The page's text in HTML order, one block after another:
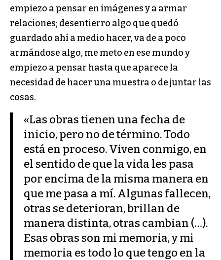
empiezo a pensar en imágenes y a armar
relaciones; desentierro algo que quedó
guardado ahí a medio hacer, va de a poco
armándose algo, me meto en ese mundo y
empiezo a pensar hasta que aparece la
necesidad de hacer una muestra o de juntar las
cosas.
«Las obras tienen una fecha de
inicio, pero no de término. Todo
está en proceso. Viven conmigo, en
el sentido de que la vida les pasa
por encima de la misma manera en
que me pasa a mí. Algunas fallecen,
otras se deterioran, brillan de
manera distinta, otras cambian (…).
Esas obras son mi memoria, y mi
memoria es todo lo que tengo en la